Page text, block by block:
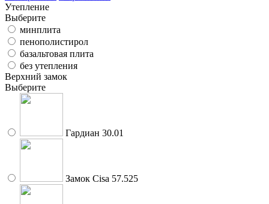
Утепление
Выберите
минплита
пенополистирол
базальтовая плита
без утепления
Верхний замок
Выберите
Гардиан 30.01
Замок Cisa 57.525